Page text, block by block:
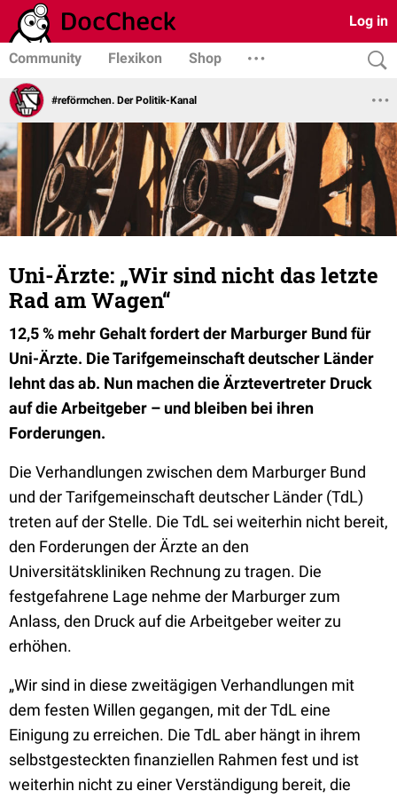
Log in
Community Flexikon Shop
#reförmchen. Der Politik-Kanal
Uni-Ärzte: „Wir sind nicht das letzte
Rad am Wagen“
12,5 % mehr Gehalt fordert der Marburger Bund für
Uni-Ärzte. Die Tarifgemeinschaft deutscher Länder
lehnt das ab. Nun machen die Ärztevertreter Druck
auf die Arbeitgeber – und bleiben bei ihren
Forderungen.
Die Verhandlungen zwischen dem Marburger Bund
und der Tarifgemeinschaft deutscher Länder (TdL)
treten auf der Stelle. Die TdL sei weiterhin nicht bereit,
den Forderungen der Ärzte an den
Universitätskliniken Rechnung zu tragen. Die
festgefahrene Lage nehme der Marburger zum
Anlass, den Druck auf die Arbeitgeber weiter zu
erhöhen.
„Wir sind in diese zweitägigen Verhandlungen mit
dem festen Willen gegangen, mit der TdL eine
Einigung zu erreichen. Die TdL aber hängt in ihrem
selbstgesteckten finanziellen Rahmen fest und ist
weiterhin nicht zu einer Verständigung bereit, die